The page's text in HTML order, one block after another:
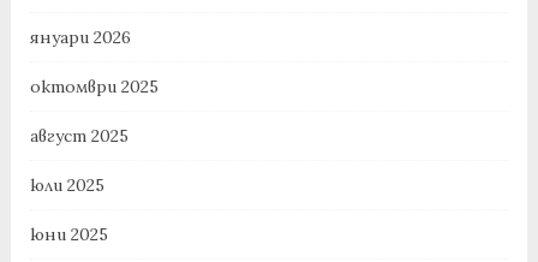
януари 2026
октомври 2025
август 2025
юли 2025
юни 2025